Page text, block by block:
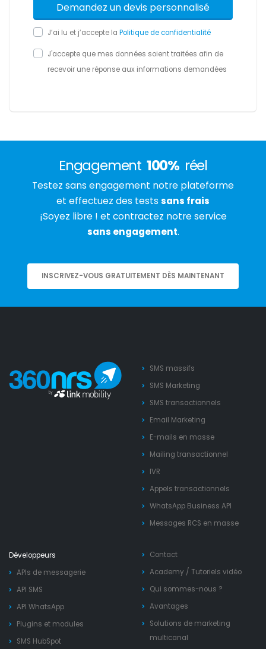
J’ai lu et j’accepte la Politique de confidentialité
J'accepte que mes données soient traitées afin de
recevoir une réponse aux informations demandées
Engagement 100% réel
Testez sans engagement notre plateforme
et effectuez des tests sans frais
¡Soyez libre ! et contractez notre service
sans engagement.
INSCRIVEZ-VOUS GRATUITEMENT DÈS MAINTENANT
SMS massifs
SMS Marketing
SMS transactionnels
Email Marketing
E-mails en masse
Mailing transactionnel
IVR
Appels transactionnels
WhatsApp Business API
Messages RCS en masse
Développeurs
APIs de messagerie
API SMS
API WhatsApp
Plugins et modules
SMS HubSpot
Contact
Academy / Tutoriels vidéo
Qui sommes-nous ?
Avantages
Solutions de marketing
multicanal